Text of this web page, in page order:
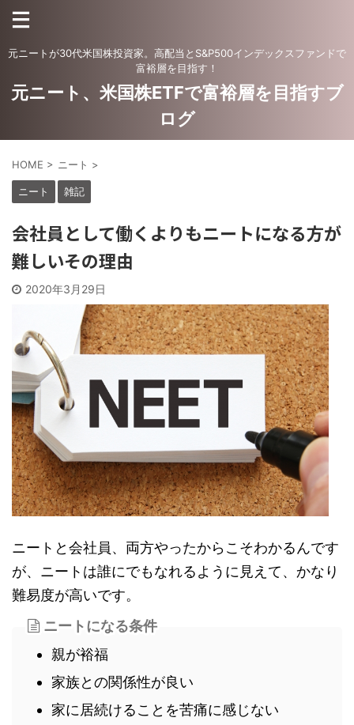
元ニートが30代米国株投資家。高配当とS&P500インデックスファンドで
富裕層を目指す！
元ニート、米国株ETFで富裕層を目指すブ
ログ
HOME > ニート >
ニート 雑記
会社員として働くよりもニートになる方が
難しいその理由
2020年3月29日
ニートと会社員、両方やったからこそわかるんです
が、ニートは誰にでもなれるように見えて、かなり
難易度が高いです。
ニートになる条件
親が裕福
家族との関係性が良い
家に居続けることを苦痛に感じない